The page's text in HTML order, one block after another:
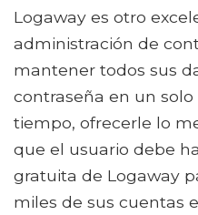
Logaway es otro
administración de
mantener todos sus
contraseña en un
tiempo, ofrecerle lo
que el usuario debe
gratuita de Logaway
miles de sus cuentas